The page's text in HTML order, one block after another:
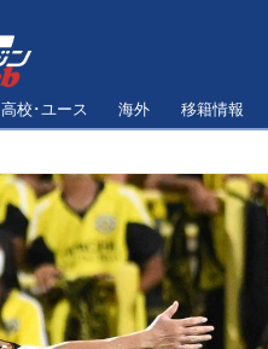
高校･ユース 海外 移籍情報